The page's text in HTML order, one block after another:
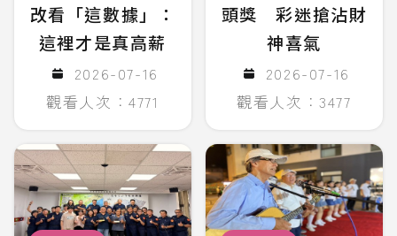
改看「這數據」：
這裡才是真高薪
2026-07-16
觀看人次：4771
頭獎 彩迷搶沾財
神喜氣
2026-07-16
觀看人次：3477